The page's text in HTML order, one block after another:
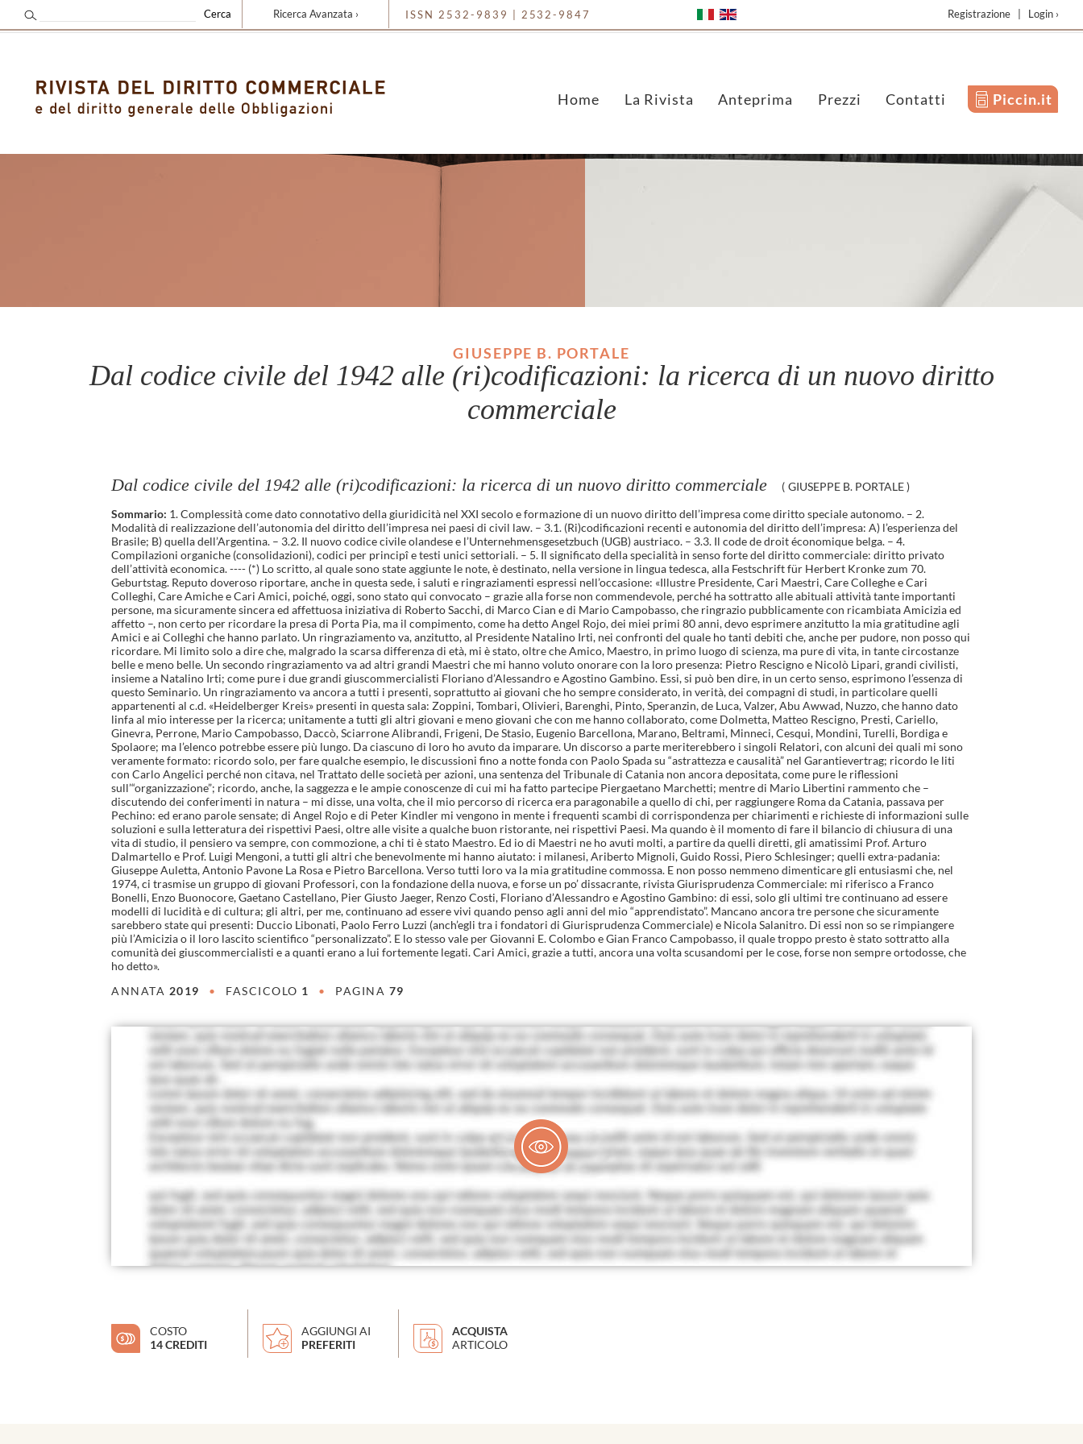
GIUSEPPE B. PORTALE
Dal codice civile del 1942 alle (ri)codificazioni: la ricerca di un nuovo diritto
commerciale
Dal codice civile del 1942 alle (ri)codificazioni: la ricerca di un nuovo diritto commerciale ( GIUSEPPE B. PORTALE )
Sommario: 1. Complessità come dato connotativo della giuridicità nel XXI secolo e formazione di un nuovo diritto dell’impresa come diritto speciale autonomo. – 2.
Modalità di realizzazione dell’autonomia del diritto dell’impresa nei paesi di civil law. – 3.1. (Ri)codificazioni recenti e autonomia del diritto dell’impresa: A) l’esperienza del
Brasile; B) quella dell’Argentina. – 3.2. Il nuovo codice civile olandese e l’Unternehmensgesetzbuch (UGB) austriaco. – 3.3. Il code de droit économique belga. – 4.
Compilazioni organiche (consolidazioni), codici per principî e testi unici settoriali. – 5. Il significato della specialità in senso forte del diritto commerciale: diritto privato
dell’attività economica. ---- (*) Lo scritto, al quale sono state aggiunte le note, è destinato, nella versione in lingua tedesca, alla Festschrift für Herbert Kronke zum 70.
Geburtstag. Reputo doveroso riportare, anche in questa sede, i saluti e ringraziamenti espressi nell’occasione: «Illustre Presidente, Cari Maestri, Care Colleghe e Cari
Colleghi, Care Amiche e Cari Amici, poiché, oggi, sono stato qui convocato – grazie alla forse non commendevole, perché ha sottratto alle abituali attività tante importanti
persone, ma sicuramente sincera ed affettuosa iniziativa di Roberto Sacchi, di Marco Cian e di Mario Campobasso, che ringrazio pubblicamente con ricambiata Amicizia ed
affetto –, non certo per ricordare la presa di Porta Pia, ma il compimento, come ha detto Angel Rojo, dei miei primi 80 anni, devo esprimere anzitutto la mia gratitudine agli
Amici e ai Colleghi che hanno parlato. Un ringraziamento va, anzitutto, al Presidente Natalino Irti, nei confronti del quale ho tanti debiti che, anche per pudore, non posso qui
ricordare. Mi limito solo a dire che, malgrado la scarsa differenza di età, mi è stato, oltre che Amico, Maestro, in primo luogo di scienza, ma pure di vita, in tante circostanze
belle e meno belle. Un secondo ringraziamento va ad altri grandi Maestri che mi hanno voluto onorare con la loro presenza: Pietro Rescigno e Nicolò Lipari, grandi civilisti,
insieme a Natalino Irti; come pure i due grandi giuscommercialisti Floriano d’Alessandro e Agostino Gambino. Essi, si può ben dire, in un certo senso, esprimono l’essenza di
questo Seminario. Un ringraziamento va ancora a tutti i presenti, soprattutto ai giovani che ho sempre considerato, in verità, dei compagni di studi, in particolare quelli
appartenenti al c.d. «Heidelberger Kreis» presenti in questa sala: Zoppini, Tombari, Olivieri, Barenghi, Pinto, Speranzin, de Luca, Valzer, Abu Awwad, Nuzzo, che hanno dato
linfa al mio interesse per la ricerca; unitamente a tutti gli altri giovani e meno giovani che con me hanno collaborato, come Dolmetta, Matteo Rescigno, Presti, Cariello,
Ginevra, Perrone, Mario Campobasso, Daccò, Sciarrone Alibrandi, Frigeni, De Stasio, Eugenio Barcellona, Marano, Beltrami, Minneci, Cesqui, Mondini, Turelli, Bordiga e
Spolaore; ma l’elenco potrebbe essere più lungo. Da ciascuno di loro ho avuto da imparare. Un discorso a parte meriterebbero i singoli Relatori, con alcuni dei quali mi sono
veramente formato: ricordo solo, per fare qualche esempio, le discussioni fino a notte fonda con Paolo Spada su “astrattezza e causalità” nel Garantievertrag; ricordo le liti
con Carlo Angelici perché non citava, nel Trattato delle società per azioni, una sentenza del Tribunale di Catania non ancora depositata, come pure le riflessioni
sull’“organizzazione”; ricordo, anche, la saggezza e le ampie conoscenze di cui mi ha fatto partecipe Piergaetano Marchetti; mentre di Mario Libertini rammento che –
discutendo dei conferimenti in natura – mi disse, una volta, che il mio percorso di ricerca era paragonabile a quello di chi, per raggiungere Roma da Catania, passava per
Pechino: ed erano parole sensate; di Angel Rojo e di Peter Kindler mi vengono in mente i frequenti scambi di corrispondenza per chiarimenti e richieste di informazioni sulle
soluzioni e sulla letteratura dei rispettivi Paesi, oltre alle visite a qualche buon ristorante, nei rispettivi Paesi. Ma quando è il momento di fare il bilancio di chiusura di una
vita di studio, il pensiero va sempre, con commozione, a chi ti è stato Maestro. Ed io di Maestri ne ho avuti molti, a partire da quelli diretti, gli amatissimi Prof. Arturo
Dalmartello e Prof. Luigi Mengoni, a tutti gli altri che benevolmente mi hanno aiutato: i milanesi, Ariberto Mignoli, Guido Rossi, Piero Schlesinger; quelli extra-padania:
Giuseppe Auletta, Antonio Pavone La Rosa e Pietro Barcellona. Verso tutti loro va la mia gratitudine commossa. E non posso nemmeno dimenticare gli entusiasmi che, nel
1974, ci trasmise un gruppo di giovani Professori, con la fondazione della nuova, e forse un po’ dissacrante, rivista Giurisprudenza Commerciale: mi riferisco a Franco
Bonelli, Enzo Buonocore, Gaetano Castellano, Pier Giusto Jaeger, Renzo Costi, Floriano d’Alessandro e Agostino Gambino: di essi, solo gli ultimi tre continuano ad essere
modelli di lucidità e di cultura; gli altri, per me, continuano ad essere vivi quando penso agli anni del mio “apprendistato”. Mancano ancora tre persone che sicuramente
sarebbero state qui presenti: Duccio Libonati, Paolo Ferro Luzzi (anch’egli tra i fondatori di Giurisprudenza Commerciale) e Nicola Salanitro. Di essi non so se rimpiangere
più l’Amicizia o il loro lascito scientifico “personalizzato”. E lo stesso vale per Giovanni E. Colombo e Gian Franco Campobasso, il quale troppo presto è stato sottratto alla
comunità dei giuscommercialisti e a quanti erano a lui fortemente legati. Cari Amici, grazie a tutti, ancora una volta scusandomi per le cose, forse non sempre ortodosse, che
ho detto».
ANNATA 2019 • FASCICOLO 1 • PAGINA 79
COSTO
14 CREDITI
AGGIUNGI AI
PREFERITI
ACQUISTA
ARTICOLO
Ricerca Avanzata › ISSN 2532-9839 | 2532-9847 Registrazione| Login ›
Home La Rivista Anteprima Prezzi Contatti Piccin.it